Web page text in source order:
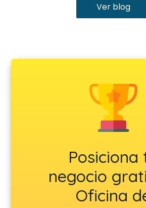
Ver blog
Posiciona
negocio
Oficina